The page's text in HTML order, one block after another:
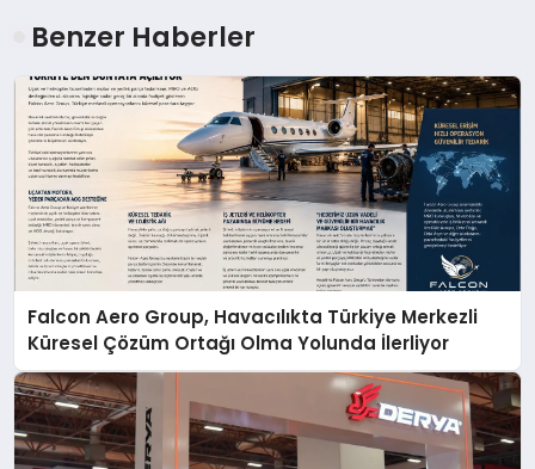
Benzer Haberler
Falcon Aero Group, Havacılıkta Türkiye Merkezli
Küresel Çözüm Ortağı Olma Yolunda İlerliyor